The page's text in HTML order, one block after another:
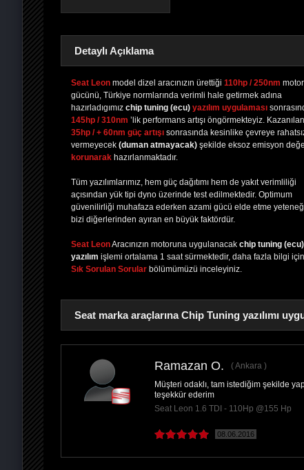
PAYLAŞPAYLAŞPLUS'TA
PAYLAŞ
PAYLAŞ
Detaylı Açıklama
Seat Leon model dizel aracınızın ürettiği 110hp / 250nm motor
gücünü, Türkiye normlarında verimli hale getirmek adına
hazırladıgımız chip tuning (ecu) yazılım uygulaması
145hp / 310nm ’lik performans artışı öngörmekteyiz. Kazanılan
35hp / + 60nm güç artışı sonrasında kesinlike çevreye
vermeyecek (duman atmayacak) şekilde eksoz emisyon
korunarak hazırlanmaktadır.
Tüm yazılımlarımız, hem güç dağıtımı hem de yakıt verimliliği
açısından yük tipi dyno üzerinde test edilmektedir. Optimum
güvenilirliği muhafaza ederken azami gücü elde etme
bizi diğerlerinden ayıran en büyük faktördür.
Seat LeonAracınızın motoruna uygulanacak chip tuning (ecu)
yazılım işlemi ortalama 1 saat sürmektedir, daha fazla bilgi
Sık Sorulan Sorular bölümümüzü inceleyiniz.
Seat marka araçlarına Chip Tuning yazılımı
Ramazan O.
Ankara
Müşteri odaklı, tam istediğim şekilde
teşekkür ederim
Seat Leon 1.6 TDI - 110Hp @155 Hp
08.06.2016